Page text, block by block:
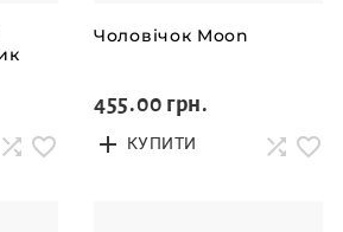
Чоловічок Moon
455.00 грн.
КУПИТИ